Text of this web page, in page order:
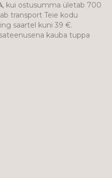
, kui ostusumma ületab 700
transport Teie kodu
saartel kuni 39 €.
kauba tuppa